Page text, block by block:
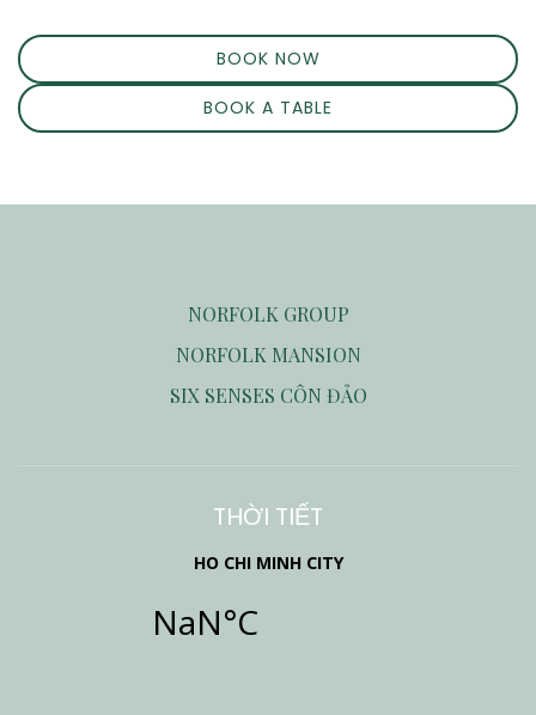
BOOK NOW
BOOK A TABLE
NORFOLK GROUP
NORFOLK MANSION
SIX SENSES CÔN ĐẢO
THỜI TIẾT